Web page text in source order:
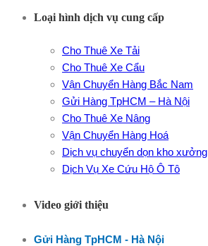
Loại hình dịch vụ cung cấp
Cho Thuê Xe Tải
Cho Thuê Xe Cẩu
Vận Chuyển Hàng Bắc Nam
Gửi Hàng TpHCM – Hà Nội
Cho Thuê Xe Nâng
Vận Chuyển Hàng Hoá
Dịch vụ chuyển dọn kho xưởng
Dịch Vụ Xe Cứu Hộ Ô Tô
Video giới thiệu
Gửi Hàng TpHCM - Hà Nội